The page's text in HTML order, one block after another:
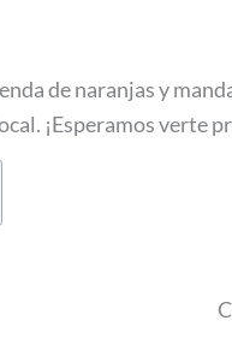
de naranjas y
¡Esperamos verte